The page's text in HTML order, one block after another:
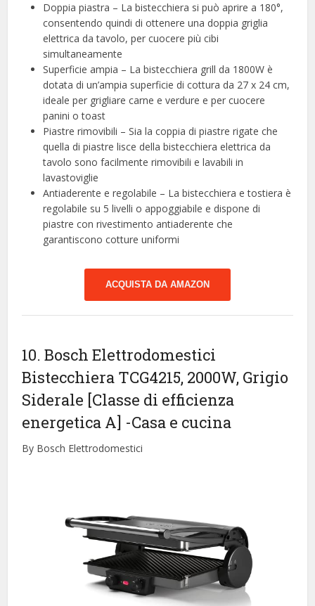
Doppia piastra – La bistecchiera si può aprire a 180°,
consentendo quindi di ottenere una doppia griglia
elettrica da tavolo, per cuocere più cibi
simultaneamente
Superficie ampia – La bistecchiera grill da 1800W è
dotata di un’ampia superficie di cottura da 27 x 24 cm,
ideale per grigliare carne e verdure e per cuocere
panini o toast
Piastre rimovibili – Sia la coppia di piastre rigate che
quella di piastre lisce della bistecchiera elettrica da
tavolo sono facilmente rimovibili e lavabili in
lavastoviglie
Antiaderente e regolabile – La bistecchiera e tostiera è
regolabile su 5 livelli o appoggiabile e dispone di
piastre con rivestimento antiaderente che
garantiscono cotture uniformi
ACQUISTA DA AMAZON
10. Bosch Elettrodomestici
Bistecchiera TCG4215, 2000W, Grigio
Siderale [Classe di efficienza
energetica A] -Casa e cucina
By Bosch Elettrodomestici